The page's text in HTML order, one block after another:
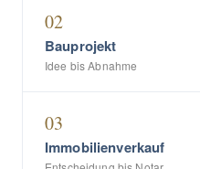
02
Bauprojekt
Idee bis Abnahme
03
Immobilienverkauf